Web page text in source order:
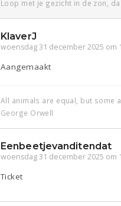
Loop met je gezicht in de zon,
KlaverJ
woensdag 31 december 2025 om
Aangemaakt
All animals are equal, but some
George Orwell
Eenbeetjevanditendat
woensdag 31 december 2025 om
Ticket